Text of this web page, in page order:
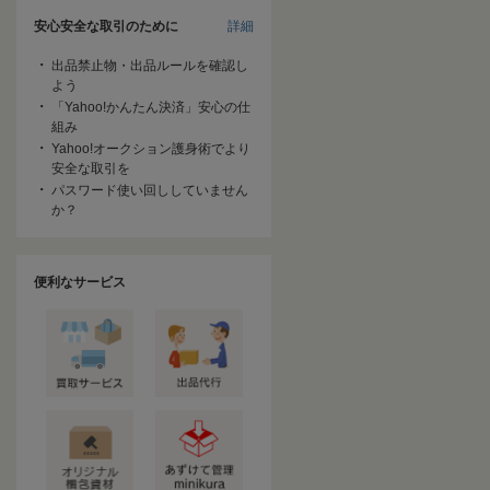
安心安全な取引のために 詳細
出品禁止物・出品ルールを確認し
よう
「Yahoo!かんたん決済」安心の仕
組み
Yahoo!オークション護身術でより
安全な取引を
パスワード使い回ししていません
か？
便利なサービス